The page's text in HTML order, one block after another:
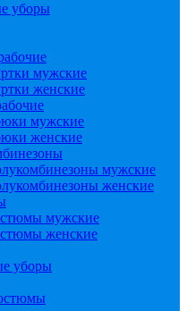
уборы
мужские
женские
мужские
женские
мужские
женские
мужские
женские
уборы